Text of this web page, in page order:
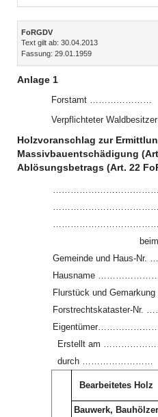
Inhalt
FoRGDV
Text gilt ab: 30.04.2013
Fassung: 29.01.1959
Anlage 1
Forstamt …………………
Verpflichteter
Holzvoranschlag zur
Massivbauentschädigung
Ablösungsbetrags (Art. 22
Gemeinde und
Hausname
Flurstück und
Erstellt am
durch ……………………
Bearbeitetes Holz
Bauwerk, Bauhölzer